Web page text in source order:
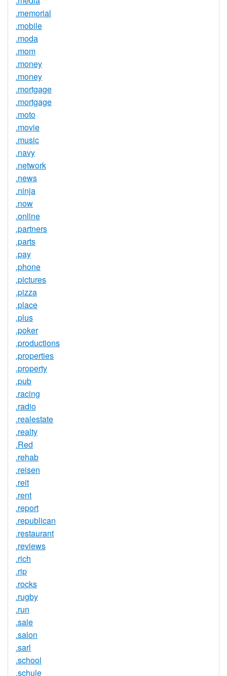
.memorial
.mobile
.moda
.mom
.money
.money
.mortgage
.mortgage
.moto
.movie
.music
.navy
.network
.news
.ninja
.now
.online
.partners
.parts
.pay
.phone
.pictures
.pizza
.place
.plus
.poker
.productions
.properties
.property
.pub
.racing
.radio
.realestate
.realty
.Red
.rehab
.reisen
.reit
.rent
.report
.republican
.restaurant
.reviews
.rich
.rip
.rocks
.rugby
.run
.sale
.salon
.sarl
.school
.schule